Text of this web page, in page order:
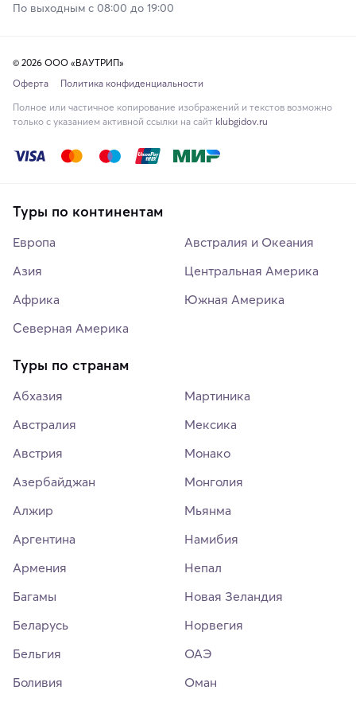
По выходным с 08:00 до 19:00
© 2026 ООО «ВАУТРИП»
Оферта
Политика конфиденциальности
Полное или частичное копирование изображений и текстов возможно
только с указанием активной ссылки на сайт klubgidov.ru
Туры по континентам
Европа
Азия
Африка
Северная Америка
Австралия и Океания
Центральная Америка
Южная Америка
Туры по странам
Абхазия
Австралия
Австрия
Азербайджан
Алжир
Аргентина
Армения
Багамы
Беларусь
Бельгия
Боливия
Мартиника
Мексика
Монако
Монголия
Мьянма
Намибия
Непал
Новая Зеландия
Норвегия
ОАЭ
Оман